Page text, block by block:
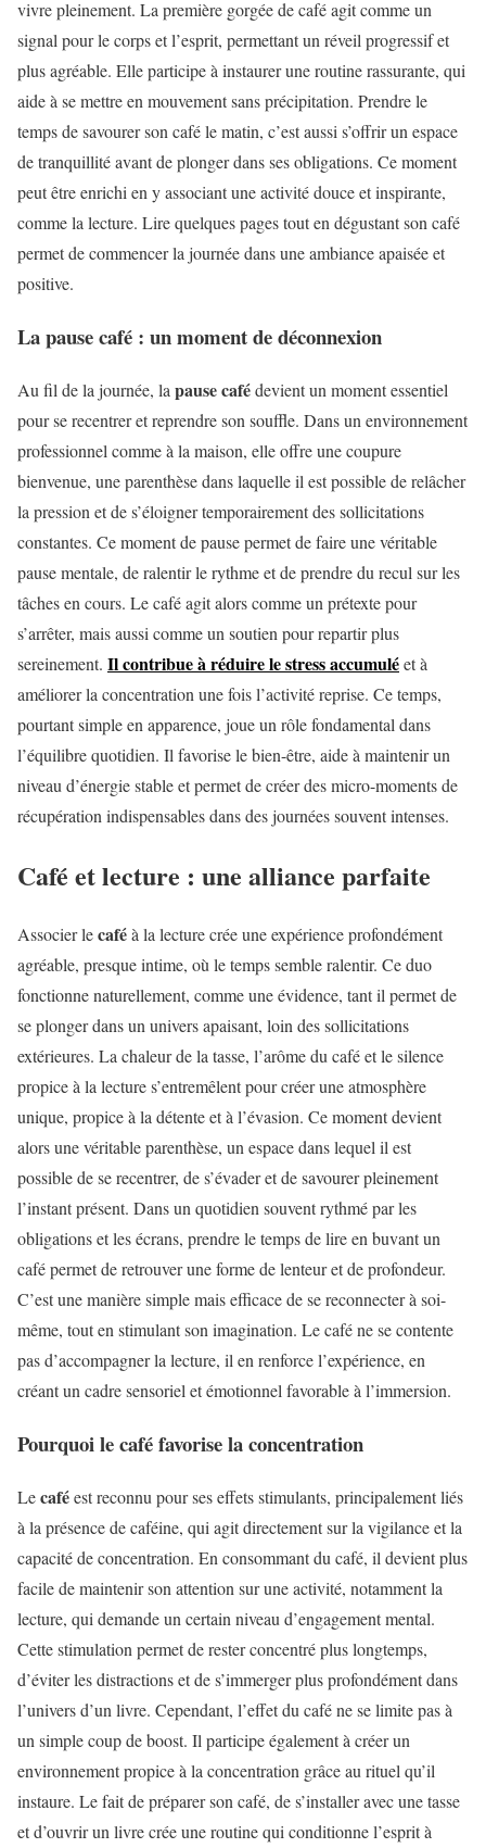
vivre pleinement. La première gorgée de café agit comme un
signal pour le corps et l’esprit, permettant un réveil progressif et
plus agréable. Elle participe à instaurer une routine rassurante, qui
aide à se mettre en mouvement sans précipitation. Prendre le
temps de savourer son café le matin, c’est aussi s’offrir un espace
de tranquillité avant de plonger dans ses obligations. Ce moment
peut être enrichi en y associant une activité douce et inspirante,
comme la lecture. Lire quelques pages tout en dégustant son café
permet de commencer la journée dans une ambiance apaisée et
positive.
La pause café : un moment de déconnexion
Au fil de la journée, la pause cafédevient un moment essentiel
pour se recentrer et reprendre son souffle. Dans un environnement
professionnel comme à la maison, elle offre une coupure
bienvenue, une parenthèse dans laquelle il est possible de relâcher
la pression et de s’éloigner temporairement des sollicitations
constantes. Ce moment de pause permet de faire une véritable
pause mentale, de ralentir le rythme et de prendre du recul sur les
tâches en cours. Le café agit alors comme un prétexte pour
s’arrêter, mais aussi comme un soutien pour repartir plus
sereinement. Il contribue à réduire le stress accumuléet à
améliorer la concentration une fois l’activité reprise. Ce temps,
pourtant simple en apparence, joue un rôle fondamental dans
l’équilibre quotidien. Il favorise le bien-être, aide à maintenir un
niveau d’énergie stable et permet de créer des micro-moments de
récupération indispensables dans des journées souvent intenses.
Café et lecture : une alliance parfaite
Associer lecaféà la lecture crée une expérience profondément
agréable, presque intime, où le temps semble ralentir. Ce duo
fonctionne naturellement, comme une évidence, tant il permet de
se plonger dans un univers apaisant, loin des sollicitations
extérieures. La chaleur de la tasse, l’arôme du café et le silence
propice à la lecture s’entremêlent pour créer une atmosphère
unique, propice à la détente et à l’évasion. Ce moment devient
alors une véritable parenthèse, un espace dans lequel il est
possible de se recentrer, de s’évader et de savourer pleinement
l’instant présent. Dans un quotidien souvent rythmé par les
obligations et les écrans, prendre le temps de lire en buvant un
café permet de retrouver une forme de lenteur et de profondeur.
C’est une manière simple mais efficace de se reconnecter à soi-
même, tout en stimulant son imagination. Le café ne se contente
pas d’accompagner la lecture, il en renforce l’expérience, en
créant un cadre sensoriel et émotionnel favorable à l’immersion.
Pourquoi le café favorise la concentration
Lecaféest reconnu pour ses effets stimulants, principalement liés
à la présence de caféine, qui agit directement sur la vigilance et la
capacité de concentration. En consommant du café, il devient plus
facile de maintenir son attention sur une activité, notamment la
lecture, qui demande un certain niveau d’engagement mental.
Cette stimulation permet de rester concentré plus longtemps,
d’éviter les distractions et de s’immerger plus profondément dans
l’univers d’un livre. Cependant, l’effet du café ne se limite pas à
un simple coup de boost. Il participe également à créer un
environnement propice à la concentration grâce au rituel qu’il
instaure. Le fait de préparer son café, de s’installer avec une tasse
et d’ouvrir un livre crée une routine qui conditionne l’esprit à